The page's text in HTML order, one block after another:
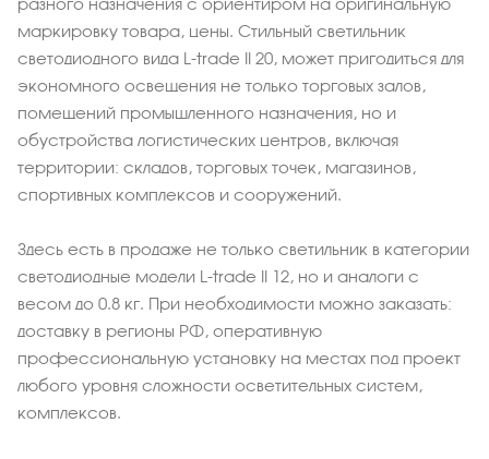
разного назначения с ориентиром на оригинальную
маркировку товара, цены. Стильный светильник
светодиодного вида L-trade II 20, может пригодиться для
экономного освещения не только торговых залов,
помещений промышленного назначения, но и
обустройства логистических центров, включая
территории: складов, торговых точек, магазинов,
спортивных комплексов и сооружений.
Здесь есть в продаже не только светильник в категории
светодиодные модели L-trade II 12, но и аналоги с
весом до 0.8 кг. При необходимости можно заказать:
доставку в регионы РФ, оперативную
профессиональную установку на местах под проект
любого уровня сложности осветительных систем,
комплексов.